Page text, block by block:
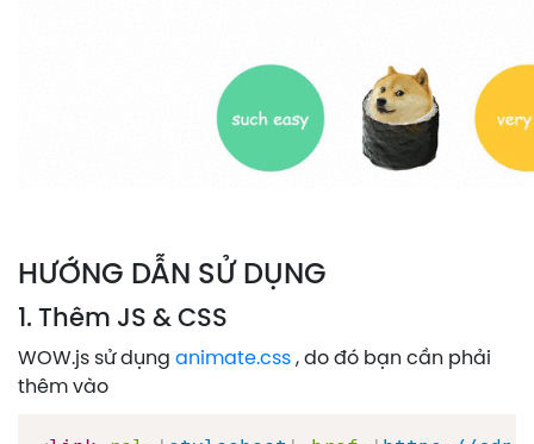
HƯỚNG DẪN SỬ DỤNG
1. Thêm JS & CSS
WOW.js sử dụng animate.css , do đó bạn cần phải
thêm vào